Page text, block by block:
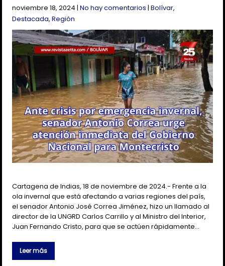
noviembre 18, 2024 |No hay comentarios |Bolívar,
Destacada,Región
Cartagena de Indias, 18 de noviembre de 2024.- Frente a la
ola invernal que está afectando a varias regiones del país,
el senador Antonio José Correa Jiménez, hizo un llamado al
director de la UNGRD Carlos Carrillo y al Ministro del Interior,
Juan Fernando Cristo, para que se actúen rápidamente…
Leer más